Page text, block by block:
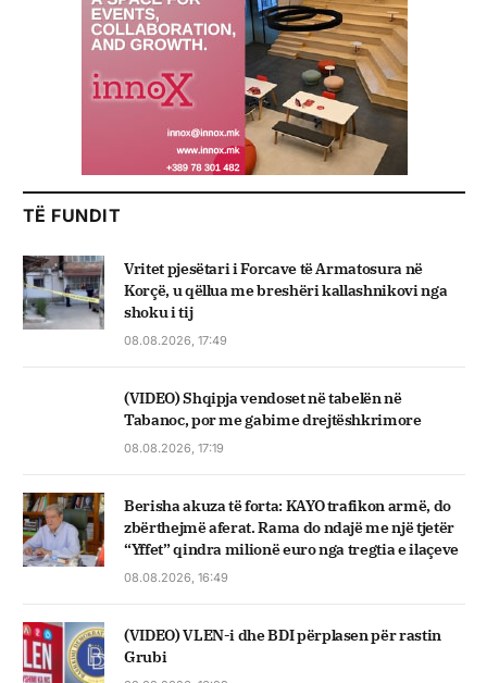
TË FUNDIT
Vritet pjesëtari i Forcave të Armatosura në
Korçë, u qëllua me breshëri kallashnikovi nga
shoku i tij
08.08.2026, 17:49
(VIDEO) Shqipja vendoset në tabelën në
Tabanoc, por me gabime drejtëshkrimore
08.08.2026, 17:19
Berisha akuza të forta: KAYO trafikon armë, do
zbërthejmë aferat. Rama do ndajë me një tjetër
“Yffet” qindra milionë euro nga tregtia e ilaçeve
08.08.2026, 16:49
(VIDEO) VLEN-i dhe BDI përplasen për rastin
Grubi